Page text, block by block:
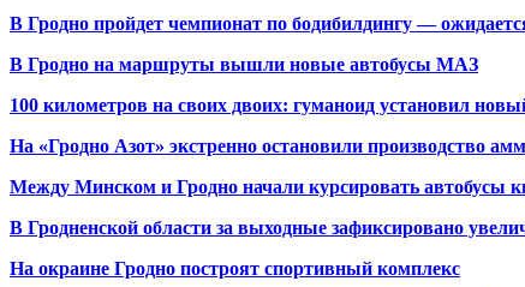
В Гродно пройдет чемпионат по бодибилдингу —
В Гродно на маршруты вышли новые автобусы МАЗ
100 километров на своих двоих: гуманоид установил
На «Гродно Азот» экстренно остановили производство
Между Минском и Гродно начали курсировать автобусы
В Гродненской области за выходные зафиксировано
На окраине Гродно построят спортивный комплекс